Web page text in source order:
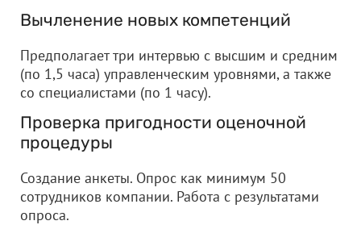
Вычленение новых компетенций
Предполагает три интервью с высшим и средним
(по 1,5 часа) управленческим уровнями, а также
со специалистами (по 1 часу).
Проверка пригодности оценочной
процедуры
Создание анкеты. Опрос как минимум 50
сотрудников компании. Работа с результатами
опроса.